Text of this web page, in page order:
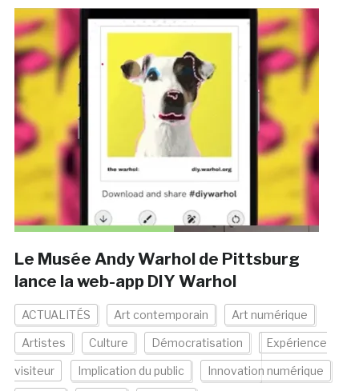
Le Musée Andy Warhol de Pittsburg
lance la web-app DIY Warhol
ACTUALITÉS Art contemporain Art numérique
Artistes Culture Démocratisation Expérience
visiteur Implication du public Innovation numérique